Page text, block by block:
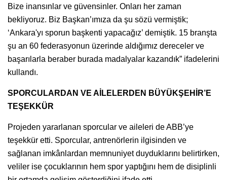
Bize inansınlar ve güvensinler. Onları her zaman
bekliyoruz. Biz Başkan’ımıza da şu sözü vermiştik;
‘Ankara'yı sporun başkenti yapacağız’ demiştik. 15 branşta
şu an 60 federasyonun üzerinde aldığımız dereceler ve
başarılarla beraber burada madalyalar kazandık” ifadelerini
kullandı.
SPORCULARDAN VE AİLELERDEN BÜYÜKŞEHİR’E
TEŞEKKÜR
Projeden yararlanan sporcular ve aileleri de ABB’ye
teşekkür etti. Sporcular, antrenörlerin ilgisinden ve
sağlanan imkânlardan memnuniyet duyduklarını belirtirken,
veliler ise çocuklarının hem spor yaptığını hem de disiplinli